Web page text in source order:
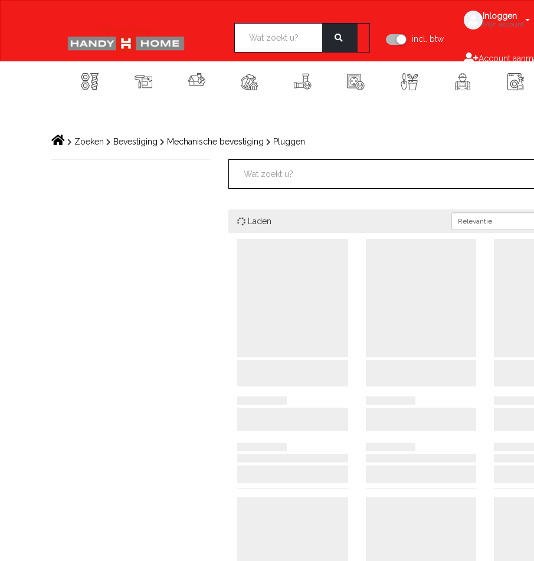
incl. btw
Inloggen
Mijn account
Account
Zoeken Bevestiging Mechanische bevestiging Pluggen
Laden